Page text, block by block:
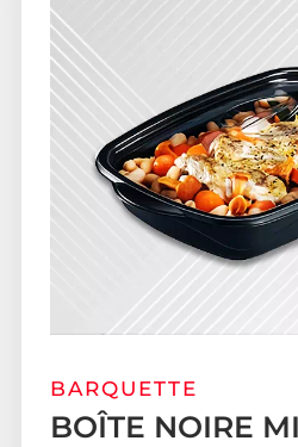
BARQUETTE
BOÎTE NOIRE